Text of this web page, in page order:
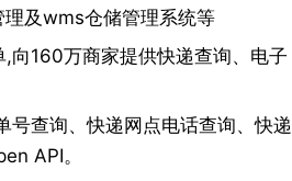
及wms仓储管理系统等
160万商家提供快递查询、电子
号查询、快递网点电话查询、快递
API。